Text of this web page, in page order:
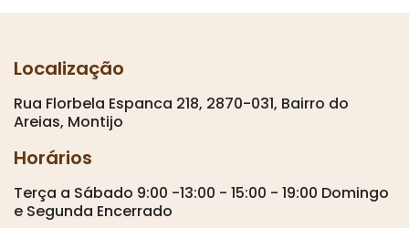
Localização
Rua Florbela Espanca 218, 2870-031, Bairro do
Areias, Montijo
Horários
Terça a Sábado 9:00 -13:00 - 15:00 - 19:00 Domingo
e Segunda Encerrado